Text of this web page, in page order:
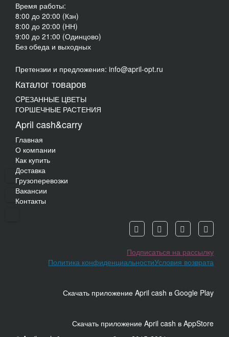
Время работы:
8:00 до 20:00 (Кзн)
8:00 до 20:00 (НН)
9:00 до 21:00 (Одинцово)
Без обеда и выходных
Претензии и предложения: info@april-opt.ru
Каталог товаров
CPЕЗАННЫЕ ЦВЕТЫ
ГОРШЕЧНЫЕ РАСТЕНИЯ
April cash&carry
Главная
О компании
Как купить
Доставка
Грузоперевозки
Вакансии
Контакты
Подписаться на рассылку
Условия возврата
Политика конфиденциальности
Скачать приложение April cash в Google Play
Скачать приложение April cash в AppStore